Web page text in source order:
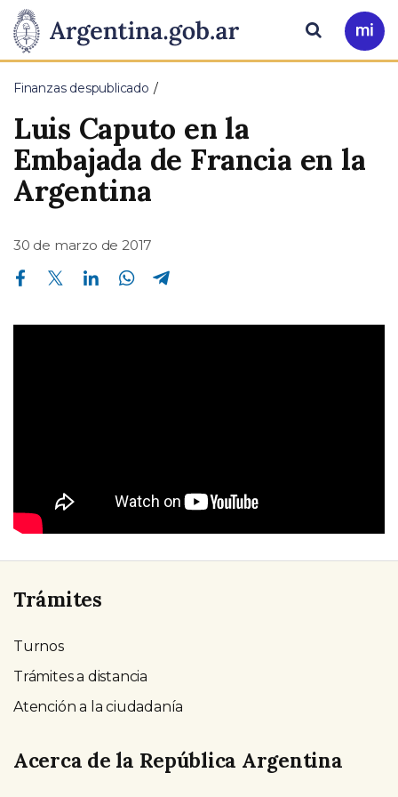
Presidencia
de
la
Nación
Pasar al contenido principal
Ir
a
Buscar
Finanzas despublicado
Luis Caputo en la
Embajada de Francia en la
Argentina
30 de marzo de 2017
Compartir en Facebook Compartir en Twitter Compartir en Linkedin Compartir en Whatsapp
Trámites
Turnos
Trámites a distancia
Atención a la ciudadanía
Acerca de la República Argentina